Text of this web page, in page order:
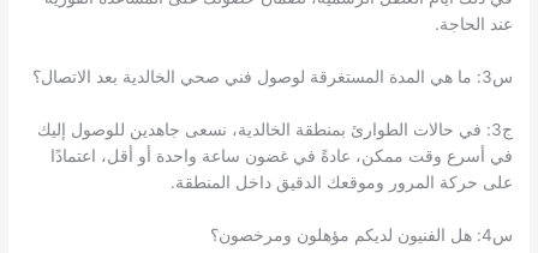
عند الحاجة.
س3: ما هي المدة المستغرقة لوصول فني صحي الخالدية بعد الاتصال؟
ج3: في حالات الطوارئ بمنطقة الخالدية، نسعى جاهدين للوصول إليك
في أسرع وقت ممكن، عادةً في غضون ساعة واحدة أو أقل، اعتمادًا
على حركة المرور وموقعك الدقيق داخل المنطقة.
س4: هل الفنيون لديكم مؤهلون ومرخصون؟